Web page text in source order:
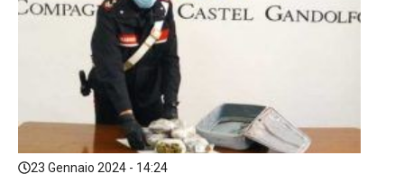
23 Gennaio 2024 - 14:24